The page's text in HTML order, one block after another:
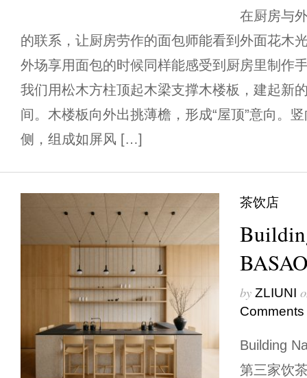
在厨房与
的联系，让厨房劳作的面包师能看到外面花木
外场享用面包的时候同样能感受到厨房里制作
我们用松木方柱顶起木梁支撑木楼板，建起新
间。木楼板向外出挑薄檐，形成“屋顶”意向。
侧，组成如屏风 […]
茶饮店
by ZLIUNI
Comments
Building
第三家饮